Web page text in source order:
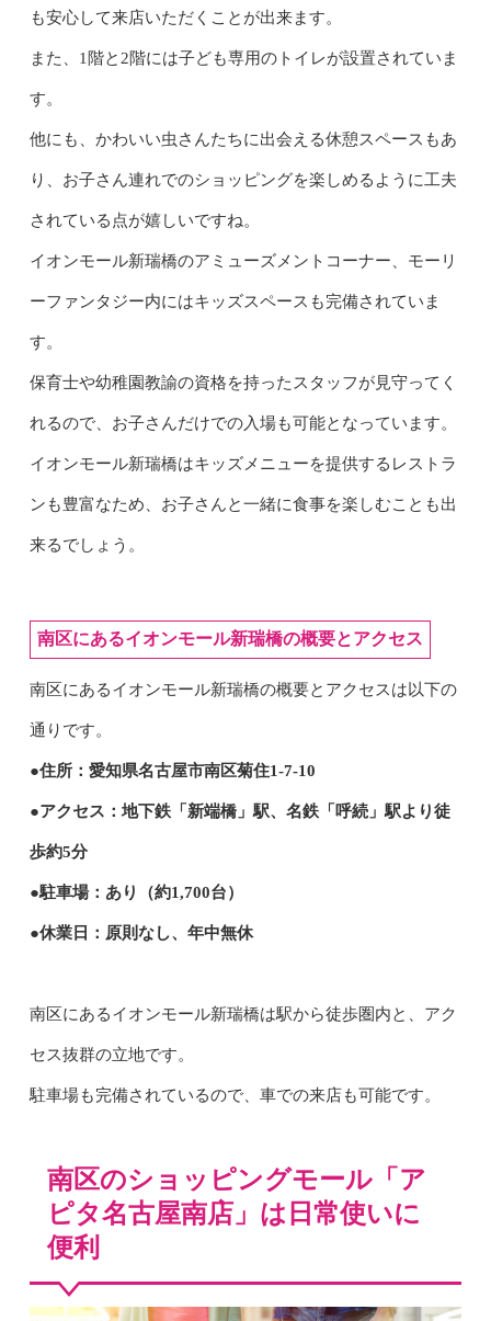
も安心して来店いただくことが出来ます。
また、1階と2階には子ども専用のトイレが設置されていま
す。
他にも、かわいい虫さんたちに出会える休憩スペースもあ
り、お子さん連れでのショッピングを楽しめるように工夫
されている点が嬉しいですね。
イオンモール新瑞橋のアミューズメントコーナー、モーリ
ーファンタジー内にはキッズスペースも完備されていま
す。
保育士や幼稚園教諭の資格を持ったスタッフが見守ってく
れるので、お子さんだけでの入場も可能となっています。
イオンモール新瑞橋はキッズメニューを提供するレストラ
ンも豊富なため、お子さんと一緒に食事を楽しむことも出
来るでしょう。
南区にあるイオンモール新瑞橋の概要とアクセス
南区にあるイオンモール新瑞橋の概要とアクセスは以下の
通りです。
●住所：愛知県名古屋市南区菊住1-7-10
●アクセス：地下鉄「新端橋」駅、名鉄「呼続」駅より徒
歩約5分
●駐車場：あり（約1,700台）
●休業日：原則なし、年中無休
南区にあるイオンモール新瑞橋は駅から徒歩圏内と、アク
セス抜群の立地です。
駐車場も完備されているので、車での来店も可能です。
南区のショッピングモール「ア
ピタ名古屋南店」は日常使いに
便利